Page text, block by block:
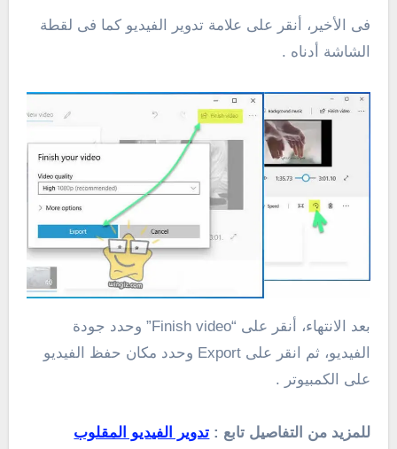
فى الأخير، أنقر على علامة تدوير الفيديو كما فى لقطة
الشاشة أدناه .
بعد الانتهاء، أنقر على “Finish video” وحدد جودة
الفيديو، ثم انقر على Export وحدد مكان حفظ الفيديو
على الكمبيوتر .
للمزيد من التفاصيل تابع : تدوير الفيديو المقلوب